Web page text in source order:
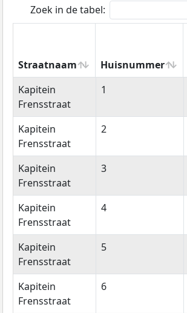
Zoek in de tabel:
Straatnaam Huisnummer
Straatnaam
Huisnummer
Kapitein
Frensstraat
1
Kapitein
Frensstraat
2
Kapitein
Frensstraat
3
Kapitein
Frensstraat
4
Kapitein
Frensstraat
5
Kapitein
Frensstraat
6